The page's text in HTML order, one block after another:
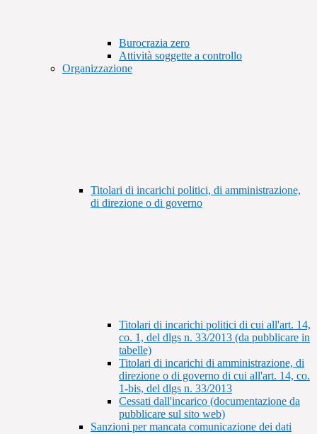
Burocrazia zero
Attività soggette a controllo
Organizzazione
Titolari di incarichi politici, di amministrazione,
di direzione o di governo
Titolari di incarichi politici di cui all'art. 14,
co. 1, del dlgs n. 33/2013 (da pubblicare in
tabelle)
Titolari di incarichi di amministrazione, di
direzione o di governo di cui all'art. 14, co.
1-bis, del dlgs n. 33/2013
Cessati dall'incarico (documentazione da
pubblicare sul sito web)
Sanzioni per mancata comunicazione dei dati